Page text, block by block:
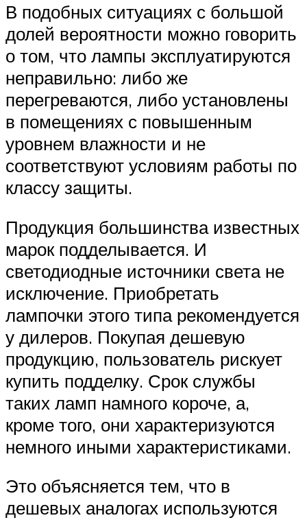
В подобных ситуациях с большой
долей вероятности можно говорить
о том, что лампы эксплуатируются
неправильно: либо же
перегреваются, либо установлены
в помещениях с повышенным
уровнем влажности и не
соответствуют условиям работы по
классу защиты.
Продукция большинства известных
марок подделывается. И
светодиодные источники света не
исключение. Приобретать
лампочки этого типа рекомендуется
у дилеров. Покупая дешевую
продукцию, пользователь рискует
купить подделку. Срок службы
таких ламп намного короче, а,
кроме того, они характеризуются
немного иными характеристиками.
Это объясняется тем, что в
дешевых аналогах используются